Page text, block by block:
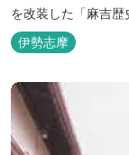
を改装した「麻吉
お伊勢参り華やかな
伊勢志摩